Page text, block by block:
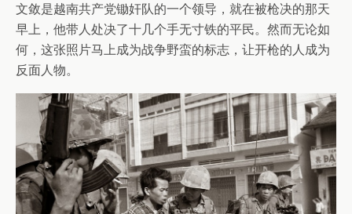
文敛是越南共产党锄奸队的一个领导，就在被枪决的那天
早上，他带人处决了十几个手无寸铁的平民。然而无论如
何，这张照片马上成为战争野蛮的标志，让开枪的人成为
反面人物。